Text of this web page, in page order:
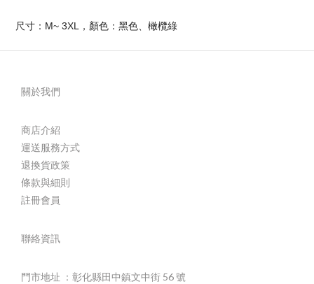
尺寸：M~ 3XL，顏色：黑色、橄欖綠
關於我們
商店介紹
運送服務方式
退換貨政策
條款與細則
註冊會員
聯絡資訊
門市地址 ：彰化縣田中鎮文中街 56 號